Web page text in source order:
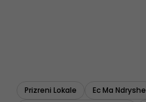
Prizreni Lokale Ec Ma Ndryshe